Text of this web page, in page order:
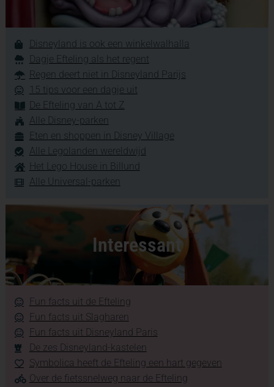
Disneyland is ook een winkelwalhalla
Dagje Efteling als het regent
Regen deert niet in Disneyland Parijs
15 tips voor een dagje uit
De Efteling van A tot Z
Alle Disney-parken
Eten en shoppen in Disney Village
Alle Legolanden wereldwijd
Het Lego House in Billund
Alle Universal-parken
Interessant
Fun facts uit de Efteling
Fun facts uit Slagharen
Fun facts uit Disneyland Paris
De zes Disneyland-kastelen
Symbolica heeft de Efteling een hart gegeven
Over de fietssnelweg naar de Efteling